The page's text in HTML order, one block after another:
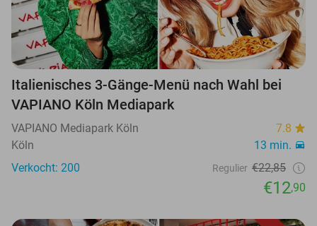
Italienisches 3-Gänge-Menü nach Wahl bei
VAPIANO Köln Mediapark
VAPIANO Mediapark Köln
7.8
Köln
13 min.
Verkocht: 200
Regulier €22,85
€12,90